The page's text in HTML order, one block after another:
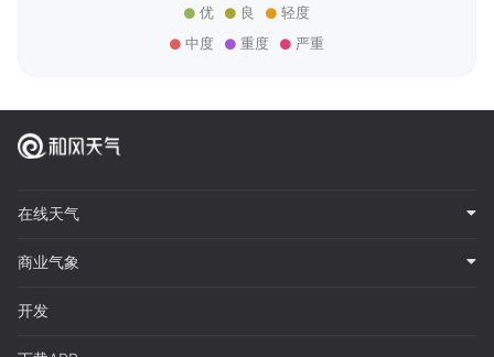
优 良
轻度
中度
重度 严重
在线天气
商业气象
开发